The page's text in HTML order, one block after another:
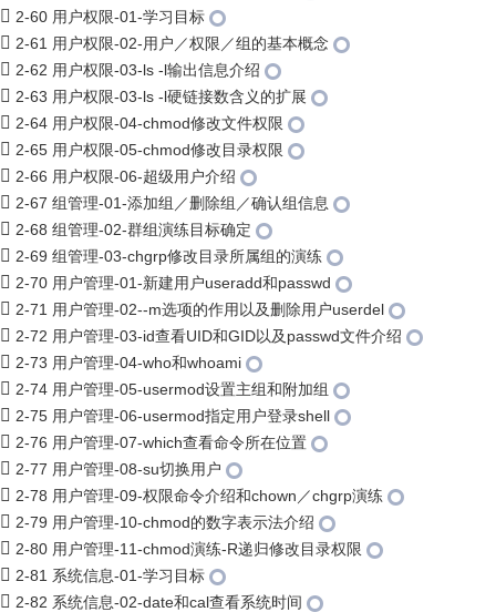
2-60 用户权限-01-学习目标
2-61 用户权限-02-用户／权限／组的基本概念
2-62 用户权限-03-ls -l输出信息介绍
2-63 用户权限-03-ls -l硬链接数含义的扩展
2-64 用户权限-04-chmod修改文件权限
2-65 用户权限-05-chmod修改目录权限
2-66 用户权限-06-超级用户介绍
2-67 组管理-01-添加组／删除组／确认组信息
2-68 组管理-02-群组演练目标确定
2-69 组管理-03-chgrp修改目录所属组的演练
2-70 用户管理-01-新建用户useradd和passwd
2-71 用户管理-02--m选项的作用以及删除用户userdel
2-72 用户管理-03-id查看UID和GID以及passwd文件介绍
2-73 用户管理-04-who和whoami
2-74 用户管理-05-usermod设置主组和附加组
2-75 用户管理-06-usermod指定用户登录shell
2-76 用户管理-07-which查看命令所在位置
2-77 用户管理-08-su切换用户
2-78 用户管理-09-权限命令介绍和chown／chgrp演练
2-79 用户管理-10-chmod的数字表示法介绍
2-80 用户管理-11-chmod演练-R递归修改目录权限
2-81 系统信息-01-学习目标
2-82 系统信息-02-date和cal查看系统时间